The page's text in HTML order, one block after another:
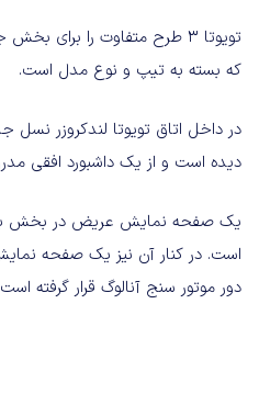
تویوتا 3 طرح متفاوت را برای
که بسته به تیپ و نوع مدل است.
در داخل اتاق تویوتا لندکروزر نسل
دیده است و از یک داشبورد افقی
یک صفحه نمایش عریض در بخش
است. در کنار آن نیز یک صفحه
دور موتور سنج آنالوگ قرار گرفته